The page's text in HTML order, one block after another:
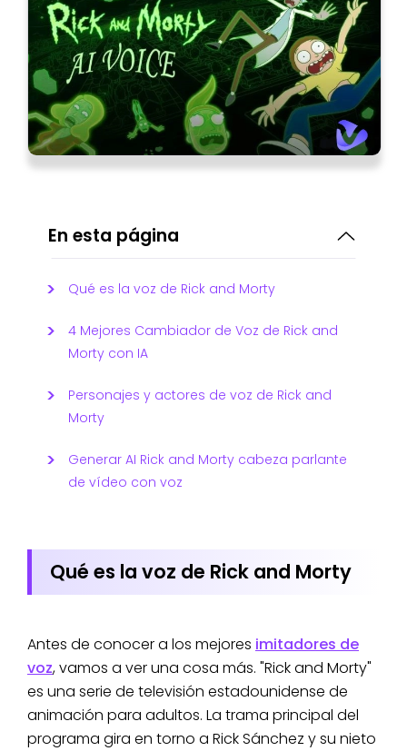
En esta página
Qué es la voz de Rick and Morty
4 Mejores Cambiador de Voz de Rick and
Morty con IA
Personajes y actores de voz de Rick and
Morty
Generar AI Rick and Morty cabeza parlante
de vídeo con voz
Qué es la voz de Rick and Morty
Antes de conocer a los mejores imitadores de
voz, vamos a ver una cosa más. "Rick and Morty"
es una serie de televisión estadounidense de
animación para adultos. La trama principal del
programa gira en torno a Rick Sánchez y su nieto